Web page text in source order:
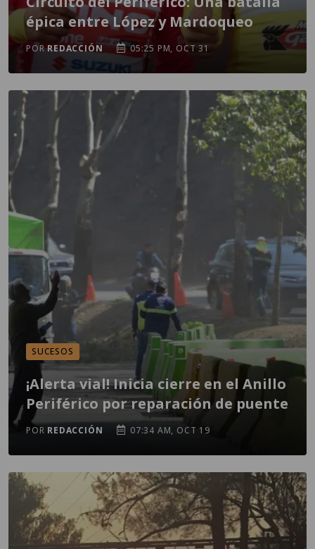
épica entre López y Mardoqueo
PORREDACCIÓN 05:25 PM, OCT 31
SUCESOS
¡Alerta vial! Inicia cierre en el Anillo
Periférico por reparación de puente
POR REDACCIÓN 07:34 AM, OCT 19